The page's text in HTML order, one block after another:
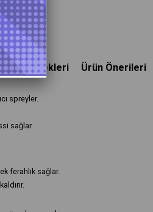
Seçenekleri Ürün Önerileri
spreyler.
sağlar.
ferahlık sağlar.